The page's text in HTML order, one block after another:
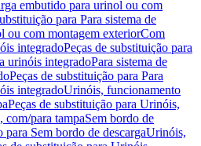
embutido para urinol ou com
para Para sistema de
ou com montagem exteriorCom
integradoPeças de substituição para
urinóis integradoPara sistema de
Peças de substituição para Para
integradoUrinóis, funcionamento
Peças de substituição para Urinóis,
com/para tampaSem bordo de
para Sem bordo de descargaUrinóis,